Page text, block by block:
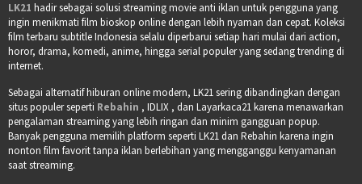
LK21 hadir sebagai solusi streaming movie anti iklan untuk pengguna yang
ingin menikmati film bioskop online dengan lebih nyaman dan cepat. Koleksi
film terbaru subtitle Indonesia selalu diperbarui setiap hari mulai dari action,
horor, drama, komedi, anime, hingga serial populer yang sedang trending di
internet.
Sebagai alternatif hiburan online modern, LK21 sering dibandingkan dengan
situs populer seperti Rebahin , IDLIX , dan Layarkaca21 karena menawarkan
pengalaman streaming yang lebih ringan dan minim gangguan popup.
Banyak pengguna memilih platform seperti LK21 dan Rebahin karena ingin
nonton film favorit tanpa iklan berlebihan yang mengganggu kenyamanan
saat streaming.